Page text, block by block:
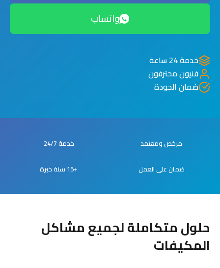
واتساب
خدمة 24 ساعة
فنيون محترفون
ضمان الجودة
مرخص ومعتمد خدمة 24/7
ضمان على العمل +15 سنة خبرة
حلول متكاملة لجميع مشاكل
المكيفات